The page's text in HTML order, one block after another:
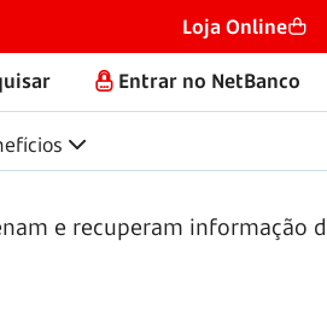
Loja Online
Entrar no NetBanco
e recuperam informação